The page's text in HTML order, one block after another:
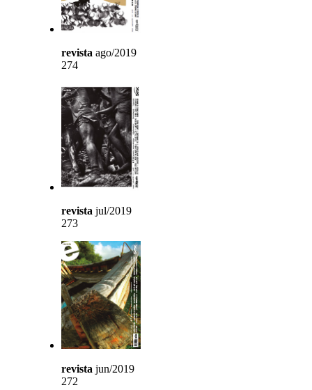
revista ago/2019
274
revista jul/2019
273
revista jun/2019
272